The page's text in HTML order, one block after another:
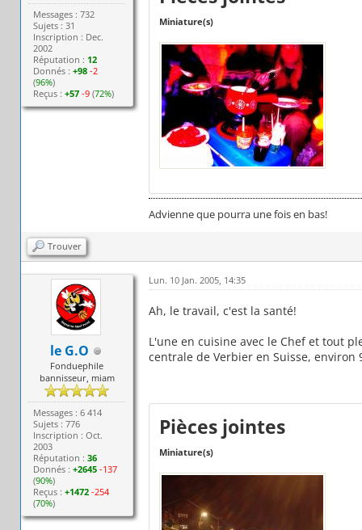
Messages : 732
Sujets : 31
Inscription : Dec.
2002
Réputation : 12
Donnés :+98 -2
(96%)
Reçus :+57 -9 (72%)
Miniature(s)
Advienne que pourra une fois en bas!
Trouver
le G.O
Fonduephile
bannisseur, miam
Messages : 6 414
Sujets : 776
Inscription : Oct.
2003
Réputation :36
Donnés :+2645 -137
(90%)
Reçus :+1472 -254
(70%)
Lun. 10 Jan. 2005, 14:35
Ah, le travail, c'est la santé!
L'une en cuisine avec le Chef et tout
centrale de Verbier en Suisse,
Pièces jointes
Miniature(s)